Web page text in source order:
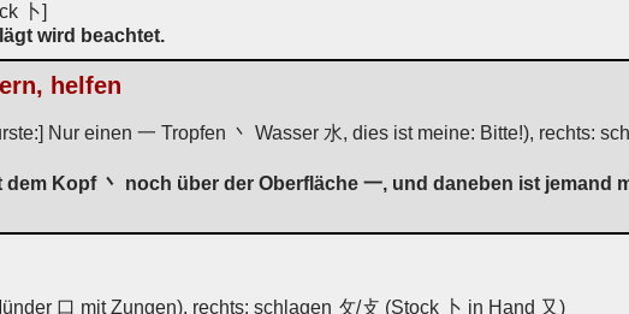
卜]
wird beachtet.
helfen
Nur einen 一 Tropfen 丶 Wasser 水, dies ist meine: Bitte!), rechts:
dem Kopf 丶 noch über der Oberfläche 一, und daneben ist jemand
口 mit Zungen), rechts: schlagen 攵/攴 (Stock 卜 in Hand 又)